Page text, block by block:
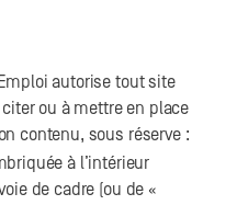
autorise tout site
ou à mettre en place
contenu, sous réserve :
à l’intérieur
de cadre (ou de «